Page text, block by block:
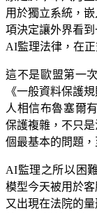
用於獨立系統，
項決定讓外界看
AI監理法律，在
這不是歐盟第一
《一般資料保護
人相信布魯塞爾
保護複雜，不只
個最基本的問題
AI監理之所以困
模型今天被用於
又出現在法院的